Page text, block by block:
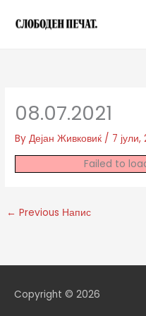
08.07.2021
ByДејан Живковиќ / 7 јули,
Failed to
← Previous Напис
Copyright © 2026